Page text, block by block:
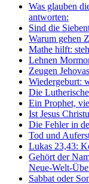
Was glauben
antworten:
Sind die
Warum gehen
Mathe hilft:
Lehnen
Zeugen
Wiedergeburt:
Die
Ein Prophet,
Ist Jesus
Die Fehler in
Tod und
Lukas 23,43:
Gehört der
Neue-Welt-
Sabbat oder